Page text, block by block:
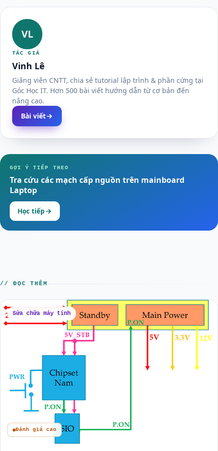
VL
TÁC GIẢ
Vinh Lê
Giảng viên CNTT, chia sẻ tutorial lập trình & phần cứng tại
Góc Học IT. Hơn 500 bài viết hướng dẫn từ cơ bản đến
nâng cao.
Bài viết
GỢI Ý TIẾP THEO
Tra cứu các mạch cấp nguồn trên mainboard
Laptop
Học tiếp
// ĐỌC THÊM
Sửa chữa máy tính
Đánh giá cao